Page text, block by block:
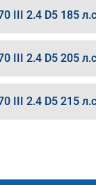
III 2.4 D5 185 л.с
III 2.4 D5 205 л.с
III 2.4 D5 215 л.с